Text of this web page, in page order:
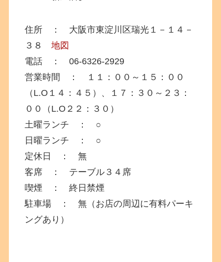
住所 ： 大阪市東淀川区瑞光１－１４－
３８地図
電話 ： 06-6326-2929
営業時間 ： １１：００～１５：００
（L.O１４：４５）、１７：３０～２３：
００（L.O２２：３０）
土曜ランチ ： ○
日曜ランチ ： ○
定休日 ： 無
客席 ： テーブル３４席
喫煙 ： 終日禁煙
駐車場 ： 無（お店の周辺に有料パーキ
ングあり）